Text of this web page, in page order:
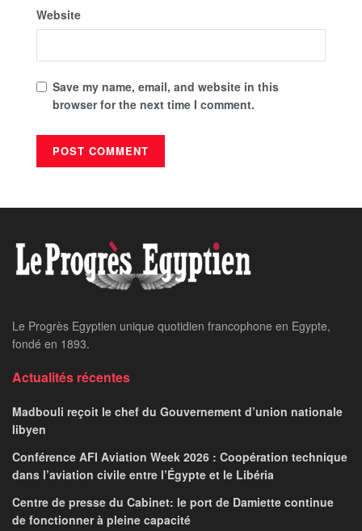
Website
Save my name, email, and website in this
browser for the next time I comment.
Le Progrès Egyptien unique quotidien francophone en Egypte,
fondé en 1893.
Actualités récentes
Madbouli reçoit le chef du Gouvernement d’union nationale
libyen
Conférence AFI Aviation Week 2026 : Coopération technique
dans l’aviation civile entre l’Égypte et le Libéria
Centre de presse du Cabinet: le port de Damiette continue
de fonctionner à pleine capacité